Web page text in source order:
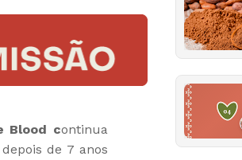
Blood continua
de 7 anos